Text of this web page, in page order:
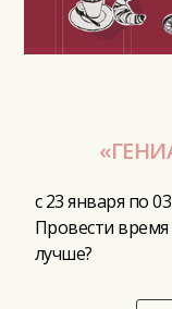
с 23 января по
Провести
лучше?